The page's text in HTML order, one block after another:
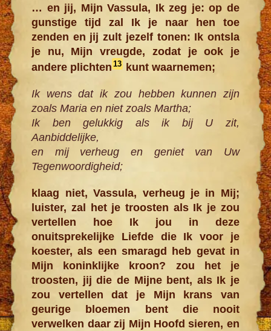
… en jij, Mijn Vassula, Ik zeg je: op de
gunstige tijd zal Ik je naar hen toe
zenden en jij zult jezelf tonen: Ik ontsla
je nu, Mijn vreugde, zodat je ook je
andere plichten13 kunt waarnemen;
Ik wens dat ik zou hebben kunnen zijn
zoals Maria en niet zoals Martha;
Ik ben gelukkig als ik bij U zit,
Aanbiddelijke,
en mij verheug en geniet van Uw
Tegenwoordigheid;
klaag niet, Vassula, verheug je in Mij;
luister, zal het je troosten als Ik je zou
vertellen hoe Ik jou in deze
onuitsprekelijke Liefde die Ik voor je
koester, als een smaragd heb gevat in
Mijn koninklijke kroon? zou het je
troosten, jij die de Mijne bent, als Ik je
zou vertellen dat je Mijn krans van
geurige bloemen bent die nooit
verwelken daar zij Mijn Hoofd sieren, en